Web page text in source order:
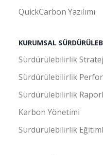
QuickCarbon Yazılımı
KURUMSAL
Sürdürülebilirlik
Sürdürülebilirlik
Sürdürülebilirlik
Karbon Yönetimi
Sürdürülebilirlik